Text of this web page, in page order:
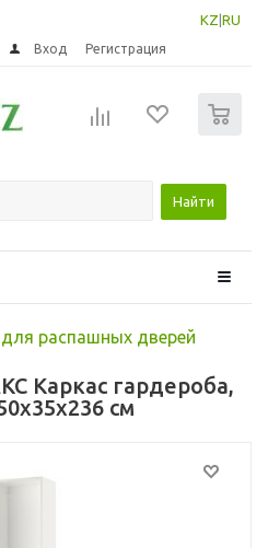
KZ RU
Вход Регистрация
Найти
распашных дверей
Каркас гардероба,
см